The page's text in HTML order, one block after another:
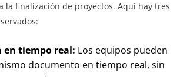
la finalización de proyectos. Aquí hay tres
en tiempo real: Los equipos pueden
documento en tiempo real, sin